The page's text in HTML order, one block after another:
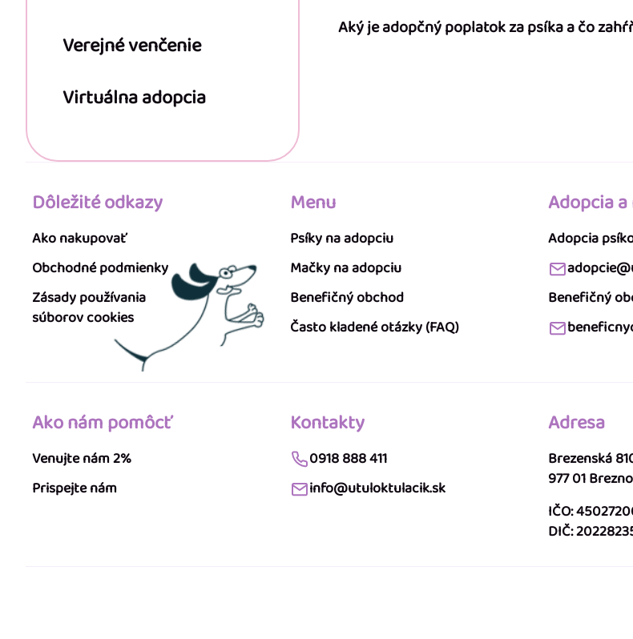
Verejné venčenie
Virtuálna adopcia
Aký je adopčný poplatok za psíka a čo
Dôležité odkazy
Ako nakupovať
Obchodné podmienky
Zásady používania
súborov cookies
Menu
Psíky na adopciu
Mačky na adopciu
Benefičný obchod
Často kladené otázky (FAQ)
Adopcia
Adopcia
Benefičný
Ako nám pomôcť
Venujte nám 2%
Prispejte nám
Kontakty
0918 888 411
info@utuloktulacik.sk
Adresa
Brezenská
977 01 Brezno
IČO:
DIČ: